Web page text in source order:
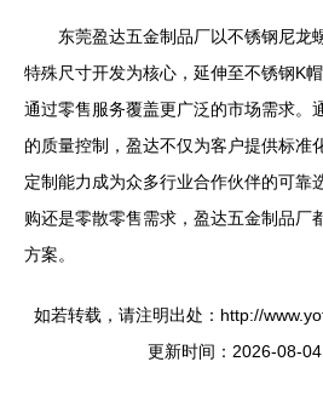
东莞盈达五金制品厂以不锈钢尼龙
特殊尺寸开发为核心，延伸至不锈钢K
通过零售服务覆盖更广泛的市场需求。
的质量控制，盈达不仅为客户提供标准
定制能力成为众多行业合作伙伴的可靠
购还是零散零售需求，盈达五金制品厂
方案。
如若转载，请注明出处：http://
更新时间：2026-08-